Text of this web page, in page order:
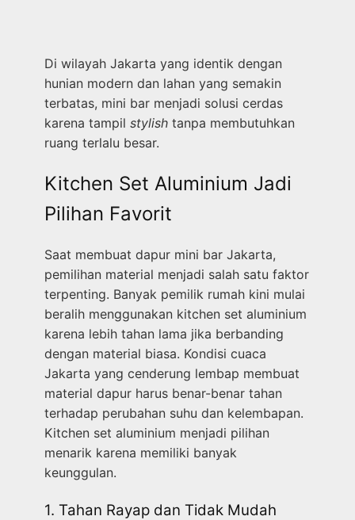
Di wilayah Jakarta yang identik dengan
hunian modern dan lahan yang semakin
terbatas, mini bar menjadi solusi cerdas
karena tampil stylish tanpa membutuhkan
ruang terlalu besar.
Kitchen Set Aluminium Jadi
Pilihan Favorit
Saat membuat dapur mini bar Jakarta,
pemilihan material menjadi salah satu faktor
terpenting. Banyak pemilik rumah kini mulai
beralih menggunakan kitchen set aluminium
karena lebih tahan lama jika berbanding
dengan material biasa. Kondisi cuaca
Jakarta yang cenderung lembap membuat
material dapur harus benar-benar tahan
terhadap perubahan suhu dan kelembapan.
Kitchen set aluminium menjadi pilihan
menarik karena memiliki banyak
keunggulan.
1. Tahan Rayap dan Tidak Mudah